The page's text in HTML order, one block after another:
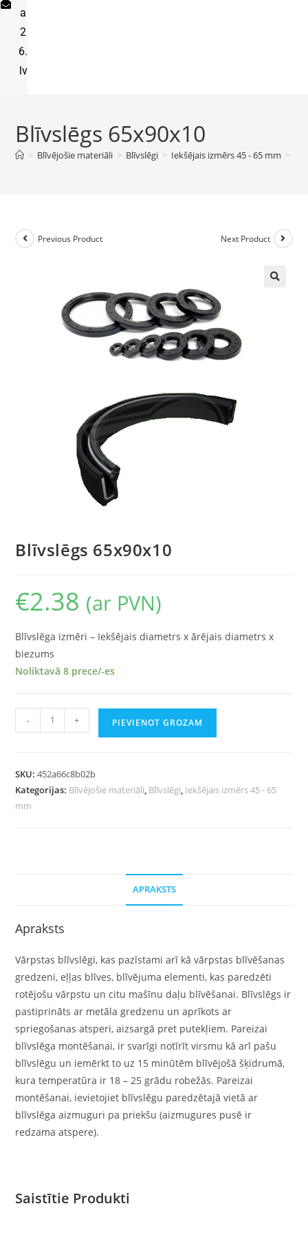
a
2
6.
lv
Blīvslēgs 65x90x10
> Blīvējošie materiāli > Blīvslēgi > Iekšējais izmērs 45 - 65 mm >
Previous Product Next Product
Blīvslēgs 65x90x10
€2.38 (ar PVN)
Blīvslēga izmēri – Iekšējais diametrs x ārējais diametrs x
biezums
Noliktavā 8 prece/-es
- + PIEVIENOT GROZAM
SKU:452a66c8b02b
Kategorijas: Blīvējošie materiāli, Blīvslēgi, Iekšējais izmērs 45 - 65
mm
APRAKSTS
Apraksts
Vārpstas blīvslēgi, kas pazīstami arī kā vārpstas blīvēšanas
gredzeni, eļļas blīves, blīvējuma elementi, kas paredzēti
rotējošu vārpstu un citu mašīnu daļu blīvēšanai. Blīvslēgs ir
pastiprināts ar metāla gredzenu un aprīkots ar
spriegošanas atsperi, aizsargā pret putekļiem. Pareizai
blīvslēga montēšanai, ir svarīgi notīrīt virsmu kā arī pašu
blīvslēgu un iemērkt to uz 15 minūtēm blīvējošā šķidrumā,
kura temperatūra ir 18 – 25 grādu robežās. Pareizai
montēšanai, ievietojiet blīvslēgu paredzētajā vietā ar
blīvslēga aizmuguri pa priekšu (aizmugures pusē ir
redzama atspere).
Saistītie Produkti